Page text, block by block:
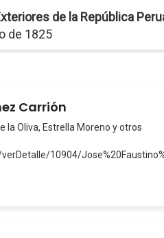
de la República
de 1825
Carrión
la Oliva, Estrella Moreno y otros
10904/